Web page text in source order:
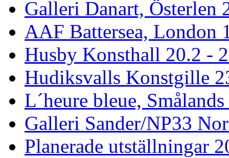
Galleri Danart, Österlen
AAF Battersea, London
Husby Konsthall 20.2 -
Hudiksvalls Konstgille
L´heure bleue,
Galleri Sander/NP33
Planerade utställningar